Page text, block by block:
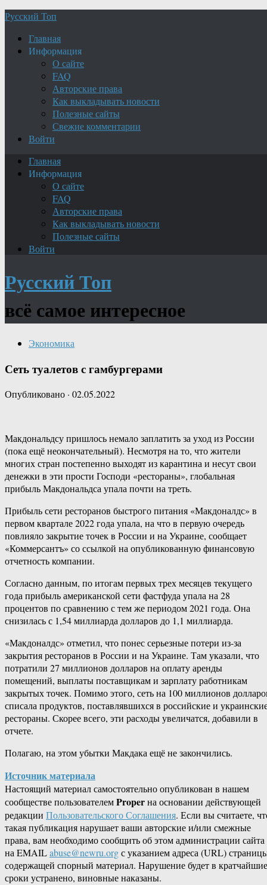
Русский Топ
Главная
Информация
О сайте
FAQ
Авторские права
Как выкладывать новости
Полезные сайты
Свежие комментарии
Войти
Главная
Информация
О сайте
FAQ
Авторские права
Как выкладывать новости
Полезные сайты
Войти
Русский Топ
всё самое интересное
Экономика
Сеть туалетов с гамбургерами
Опубликовано · 02.05.2022
Макдональдсу пришлось немало заплатить за уход из России
(пока ещё неокончательный). Несмотря на то, что жители
многих стран постепенно выходят из карантина и несут свои
денежки в эти прости Господи «рестораны», глобальная
прибыль Макдональдса упала почти на треть.
Прибыль сети ресторанов быстрого питания «Макдоналдс» в
первом квартале 2022 года упала, на что в первую очередь
повлияло закрытие точек в России и на Украине, сообщает
«Коммерсантъ» со ссылкой на опубликованную финансовую
отчетность компании.
Согласно данным, по итогам первых трех месяцев текущего
года прибыль американской сети фастфуда упала на 28
процентов по сравнению с тем же периодом 2021 года. Она
снизилась с 1,54 миллиарда долларов до 1,1 миллиарда.
«Макдоналдс» отметил, что понес серьезные потери из-за
закрытия ресторанов в России и на Украине. Там указали, что
потратили 27 миллионов долларов на оплату аренды
помещений, выплаты поставщикам и зарплату работникам
закрытых точек. Помимо этого, сеть на 100 миллионов
списала продуктов, поставлявшихся в российские и
рестораны. Скорее всего, эти расходы увеличатся, добавили в
отчете.
Полагаю, на этом убытки Макдака ещё не закончились.
Источник материала
Настоящий материал самостоятельно опубликован в нашем
сообществе пользователемProperна основании действующей
редакции Пользовательского Соглашения. Если вы считаете,
такая публикация нарушает ваши авторские и/или смежные
права, вам необходимо сообщить об этом администрации сайта
на EMAILabuse@newru.orgс указанием адреса (URL)
содержащей спорный материал. Нарушение будет в кратчайшие
сроки устранено, виновные наказаны.